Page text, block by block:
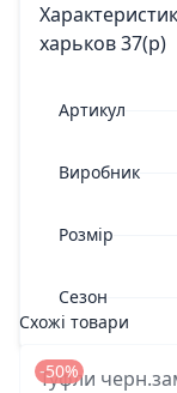
харьков 37(р)
Артикул
Виробник
Розмір
Сезон
Схожі товари
-50%
Туфли